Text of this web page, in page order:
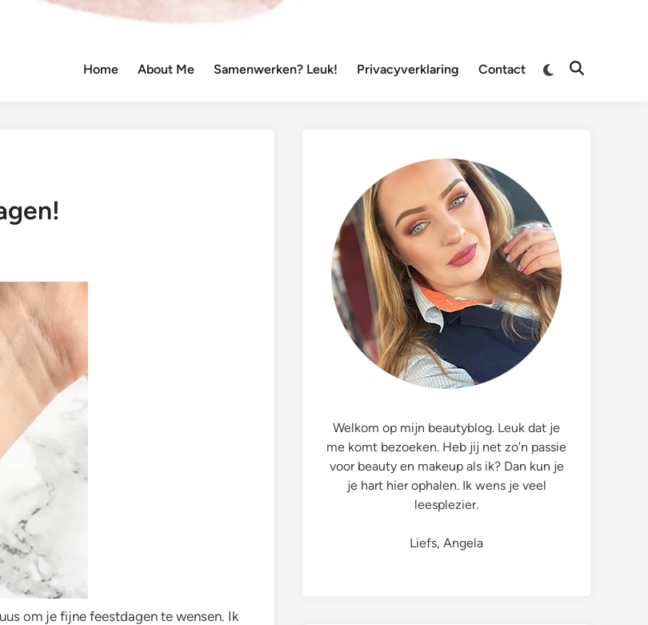
Home About Me Samenwerken? Leuk! Privacyverklaring Contact
Overschakelen
naarZoeken
om je fijne feestdagen te wensen. Ik
Welkom op mijn beautyblog. Leuk dat je
me komt bezoeken. Heb jij net zo’n passie
voor beauty en makeup als ik? Dan kun je
je hart hier ophalen. Ik wens je veel
leesplezier.
Liefs, Angela